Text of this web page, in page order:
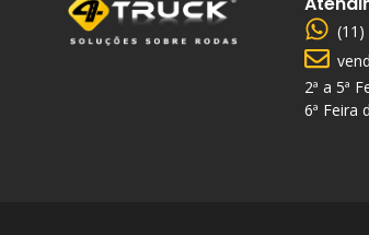
(11)
2ª a 5ª
6ª Feira